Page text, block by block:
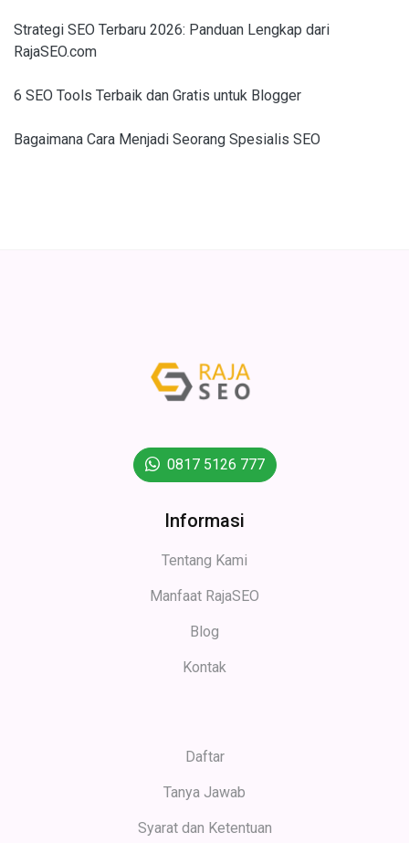
Strategi SEO Terbaru 2026: Panduan Lengkap dari
RajaSEO.com
6 SEO Tools Terbaik dan Gratis untuk Blogger
Bagaimana Cara Menjadi Seorang Spesialis SEO
0817 5126 777
Informasi
Tentang Kami
Manfaat RajaSEO
Blog
Kontak
Daftar
Tanya Jawab
Syarat dan Ketentuan